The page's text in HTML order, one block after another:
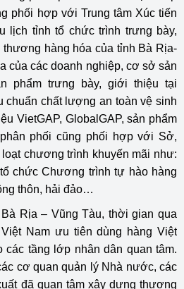
phối hợp với Trung tâm Xúc tiến
lịch tỉnh tổ chức trình trưng bày,
hàng hóa của tỉnh Bà Rịa-
của các doanh nghiệp, cơ sở sản
phẩm trưng bày, giới thiệu tại
chuẩn chất lượng an toàn vệ sinh
VietGAP, GlobalGAP, sản phẩm
phối cũng phối hợp với Sở,
chương trình khuyến mãi như:
chức Chương trình tự hào hàng
thôn, hải đảo…
Rịa – Vũng Tàu, thời gian qua
Nam ưu tiên dùng hàng Việt
các tầng lớp nhân dân quan tâm.
cơ quan quản lý Nhà nước, các
đã quan tâm xây dựng thương